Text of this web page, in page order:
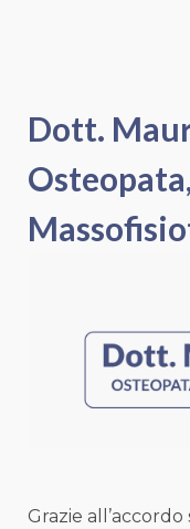
Dott.
Osteopata,
Grazie